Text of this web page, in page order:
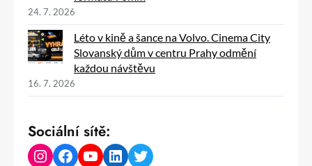
24. 7. 2026
Léto v kině a šance na Volvo. Cinema City
Slovanský dům v centru Prahy odmění
každou návštěvu
16. 7. 2026
Sociální sítě:
Instagram Facebook YouTube LinkedIn Twitter